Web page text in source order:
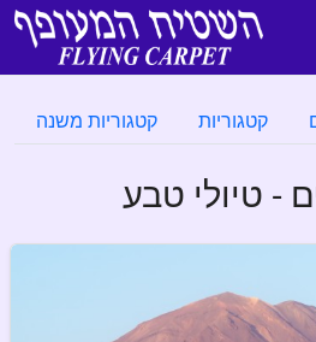
קטגוריות קטגוריות משנה
- טיולי טבע